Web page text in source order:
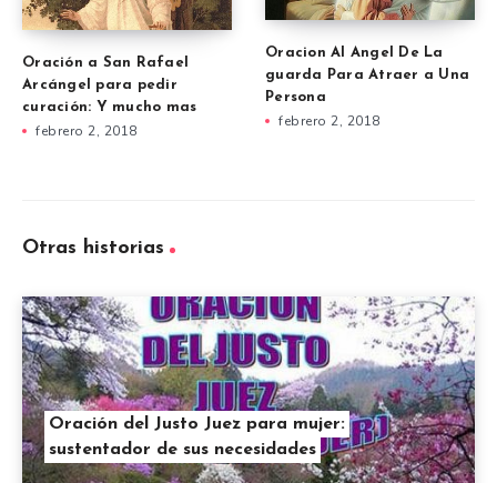
Oración a San Rafael
Arcángel para pedir
curación: Y mucho mas
febrero 2, 2018
Oracion Al Angel De La
guarda Para Atraer a Una
Persona
febrero 2, 2018
Otras historias
Oración del Justo Juez para mujer:
sustentador de sus necesidades